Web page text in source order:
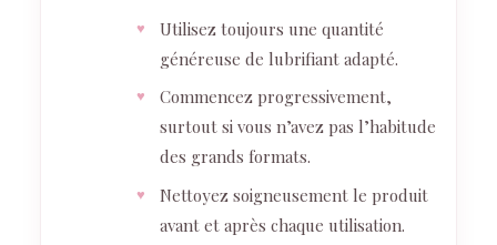
Utilisez toujours une quantité
généreuse de lubrifiant adapté.
Commencez progressivement,
surtout si vous n’avez pas l’habitude
des grands formats.
Nettoyez soigneusement le produit
avant et après chaque utilisation.